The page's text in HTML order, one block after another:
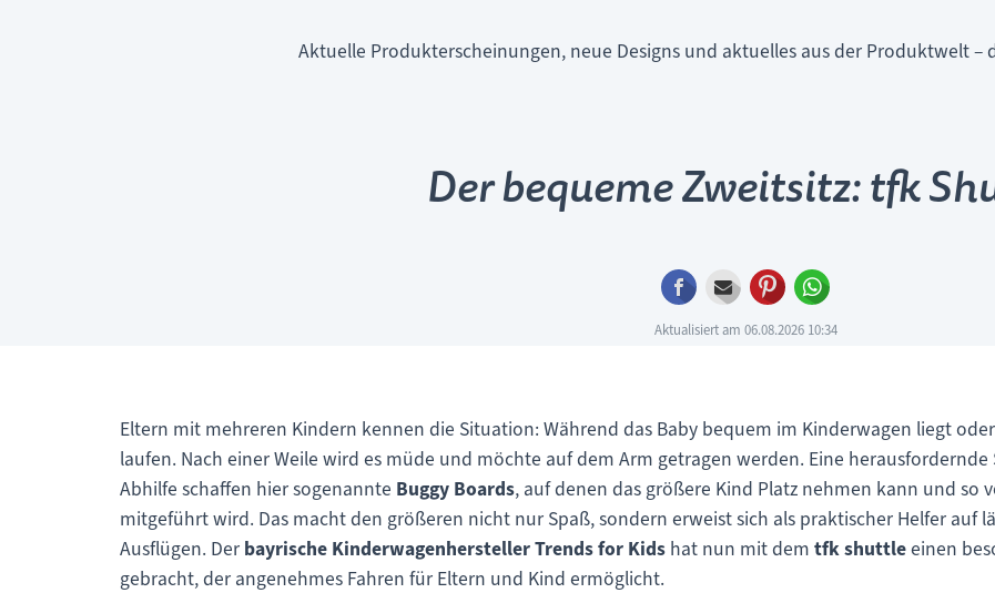
Aktuelle Produkterscheinungen, neue Designs und aktuelles aus der Produktwelt –
Der bequeme Zweitsitz: tfk
Facebook
E-mail Pinterest
Aktualisiert am 06.08.2026 10:34
Eltern mit mehreren Kindern kennen die Situation: Während das Baby bequem im Kinderwagen liegt
laufen. Nach einer Weile wird es müde und möchte auf dem Arm getragen werden. Eine
Abhilfe schaffen hier sogenannte Buggy Boards, auf denen das größere Kind Platz nehmen kann und so
mitgeführt wird. Das macht den größeren nicht nur Spaß, sondern erweist sich als praktischer Helfer auf
Ausflügen. Derbayrische Kinderwagenhersteller Trends for Kidshat nun mit dem tfk shuttleeinen
gebracht, der angenehmes Fahren für Eltern und Kind ermöglicht.